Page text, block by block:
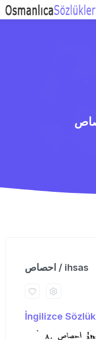
احصاص / ihsas
İngilizce Sözlük